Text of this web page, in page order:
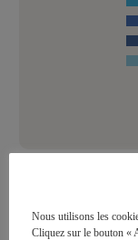
Nous utilisons les
Cliquez sur le bouton «